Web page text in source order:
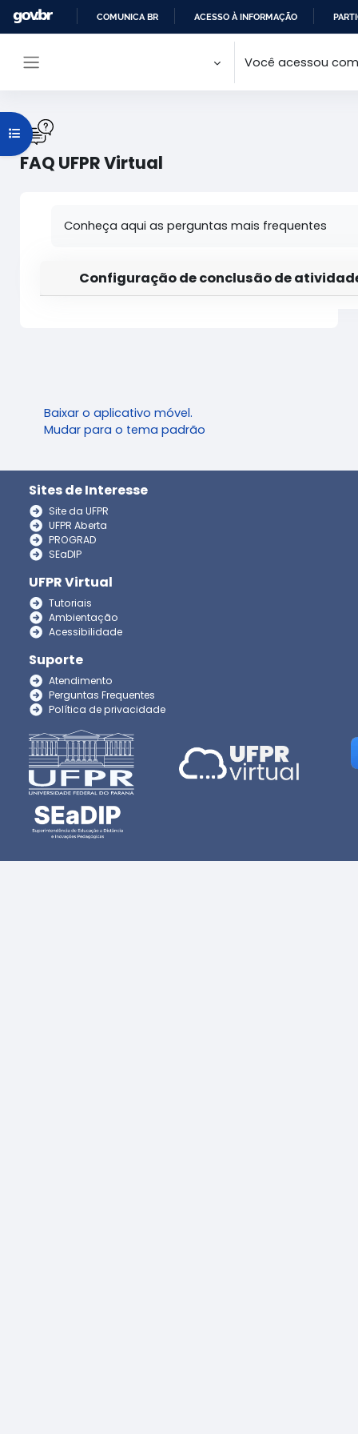
Ir para o conteúdo principal
PARA
COMUNICA BR ACESSO À INFORMAÇÃO
Você acessou
FAQ UFPR Virtual
Abrir índice do curso
Conheça aqui as perguntas mais frequentes
Configuração de conclusão de
Baixar o aplicativo móvel.
Mudar para o tema padrão
Sites de Interesse
Site da UFPR
UFPR Aberta
PROGRAD
SEaDIP
UFPR Virtual
Tutoriais
Ambientação
Acessibilidade
Suporte
Atendimento
Perguntas Frequentes
Política de privacidade